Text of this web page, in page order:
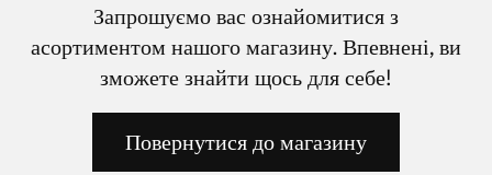
Запрошуємо вас ознайомитися з
асортиментом нашого магазину. Впевнені, ви
зможете знайти щось для себе!
Повернутися до магазину